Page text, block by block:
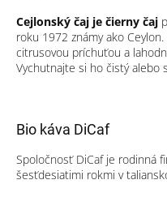
Cejlonský čaj je čierny čaj
roku 1972 známy ako
citrusovou príchuťou a
Vychutnajte si ho čistý alebo
Bio káva DiCaf
Spoločnosť DiCaf je rodinná
šesťdesiatimi rokmi v